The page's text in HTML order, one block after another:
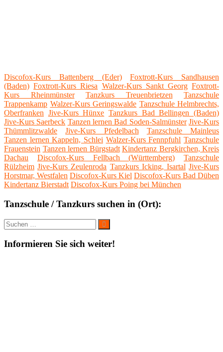
Discofox-Kurs Battenberg (Eder)
Foxtrott-Kurs Sandhausen
(Baden) Foxtrott-Kurs Riesa Walzer-Kurs Sankt Georg Foxtrott-
Kurs Rheinmünster
Tanzkurs Treuenbrietzen
Tanzschule
Trappenkamp Walzer-Kurs Geringswalde Tanzschule Helmbrechts,
Oberfranken Jive-Kurs Hünxe Tanzkurs Bad Bellingen (Baden)
Jive-Kurs Saerbeck Tanzen lernen Bad Soden-Salmünster Jive-Kurs
Thümmlitzwalde
Jive-Kurs Pfedelbach
Tanzschule Mainleus
Tanzen lernen Kappeln, Schlei Walzer-Kurs Fennpfuhl Tanzschule
Frauenstein Tanzen lernen Bürgstadt Kindertanz Bergkirchen, Kreis
Dachau
Discofox-Kurs Fellbach (Württemberg)
Tanzschule
Rülzheim Jive-Kurs Zeulenroda Tanzkurs Icking, Isartal Jive-Kurs
Horstmar, Westfalen Discofox-Kurs Kiel Discofox-Kurs Bad Düben
Kindertanz Bierstadt Discofox-Kurs Poing bei München
Tanzschule / Tanzkurs suchen in (Ort):
Suche
nach:
Suchen
Informieren Sie sich weiter!